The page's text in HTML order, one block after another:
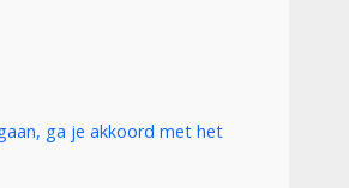
ga je akkoord met het